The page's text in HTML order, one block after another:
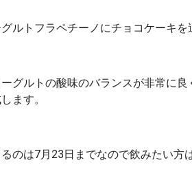
ルトフラペチーノにチョコケーキを
グルトの酸味のバランスが非常に
ます。
のは7月23日までなので飲みたい方